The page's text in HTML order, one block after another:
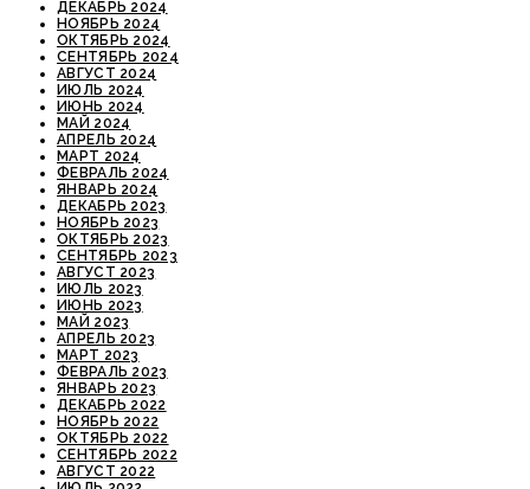
ДЕКАБРЬ 2024
НОЯБРЬ 2024
ОКТЯБРЬ 2024
СЕНТЯБРЬ 2024
АВГУСТ 2024
ИЮЛЬ 2024
ИЮНЬ 2024
МАЙ 2024
АПРЕЛЬ 2024
МАРТ 2024
ФЕВРАЛЬ 2024
ЯНВАРЬ 2024
ДЕКАБРЬ 2023
НОЯБРЬ 2023
ОКТЯБРЬ 2023
СЕНТЯБРЬ 2023
АВГУСТ 2023
ИЮЛЬ 2023
ИЮНЬ 2023
МАЙ 2023
АПРЕЛЬ 2023
МАРТ 2023
ФЕВРАЛЬ 2023
ЯНВАРЬ 2023
ДЕКАБРЬ 2022
НОЯБРЬ 2022
ОКТЯБРЬ 2022
СЕНТЯБРЬ 2022
АВГУСТ 2022